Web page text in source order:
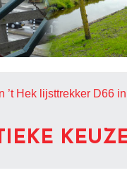
’t Hek lijsttrekker D66